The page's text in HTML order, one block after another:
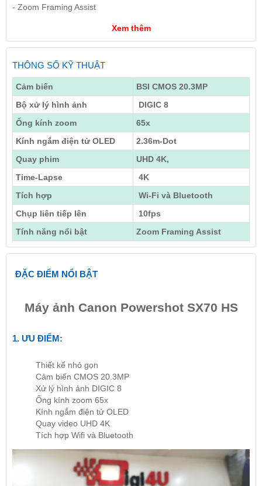
- Zoom Framing Assist
Xem thêm
THÔNG SỐ KỸ THUẬT
Cảm biến
BSI CMOS 20.3MP
Bộ xử lý hình ảnh
DIGIC 8
Ống kính zoom
65x
Kính ngắm điện tử OLED
2.36m-Dot
Quay phim
UHD 4K,
Time-Lapse
4K
Tích hợp
Wi-Fi và Bluetooth
Chụp liên tiếp lên
10fps
Tính năng nổi bật
Zoom Framing Assist
ĐẶC ĐIỂM NỔI BẬT
Máy ảnh Canon Powershot SX70 HS
1. ƯU ĐIỂM:
Thiết kế nhỏ gọn
Cảm biến CMOS 20.3MP
Xử lý hình ảnh DIGIC 8
Ống kính zoom 65x
Kính ngắm điện tử OLED
Quay video UHD 4K
Tích hợp Wifi và Bluetooth